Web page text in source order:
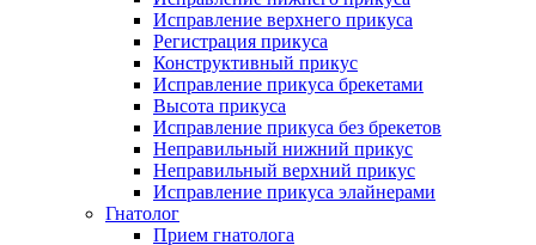
Исправление верхнего прикуса
Регистрация прикуса
Конструктивный прикус
Исправление прикуса брекетами
Высота прикуса
Исправление прикуса без брекетов
Неправильный нижний прикус
Неправильный верхний прикус
Исправление прикуса элайнерами
Гнатолог
Прием гнатолога